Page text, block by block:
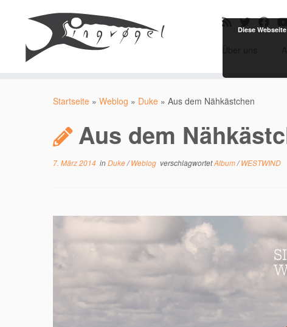
Startseite » Weblog » Duke » Aus dem Nähkästchen
Aus dem
7. März 2014 inDuke/Weblog verschlagwortetAlbum/WESTWIND
Diese